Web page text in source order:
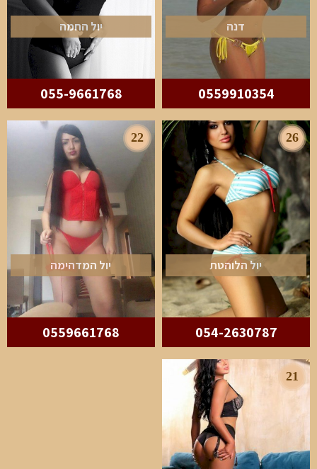
דנה
0559910354
יול החמה
055-9661768
26
יול הלוהטת
054-2630787
22
יול המדהימה
0559661768
21